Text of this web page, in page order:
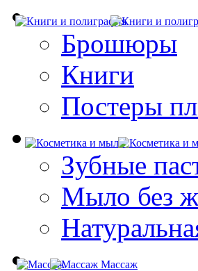
Брошюры
Книги
Постеры
Зубные
Мыло без
Массаж